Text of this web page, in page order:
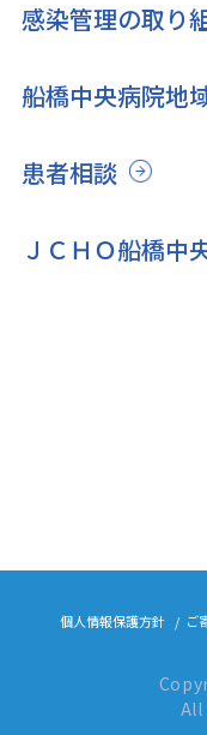
感染管理の取り
船橋中央病院地
患者相談
ＪＣＨＯ船橋中
個人情報保護方針 ご
All